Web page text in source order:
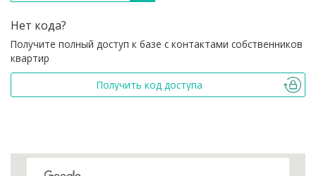
Нет кода?
Получите полный доступ к базе с контактами собственников
квартир
Получить код доступа